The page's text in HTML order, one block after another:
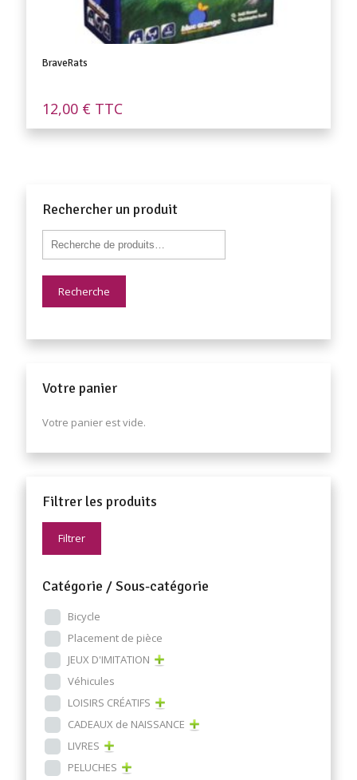
BraveRats
12,00 € TTC
Rechercher un produit
Recherche
Votre panier
Votre panier est vide.
Filtrer les produits
Filtrer
Catégorie / Sous-catégorie
Bicycle
Placement de pièce
JEUX D'IMITATION
Véhicules
LOISIRS CRÉATIFS
CADEAUX de NAISSANCE
LIVRES
PELUCHES